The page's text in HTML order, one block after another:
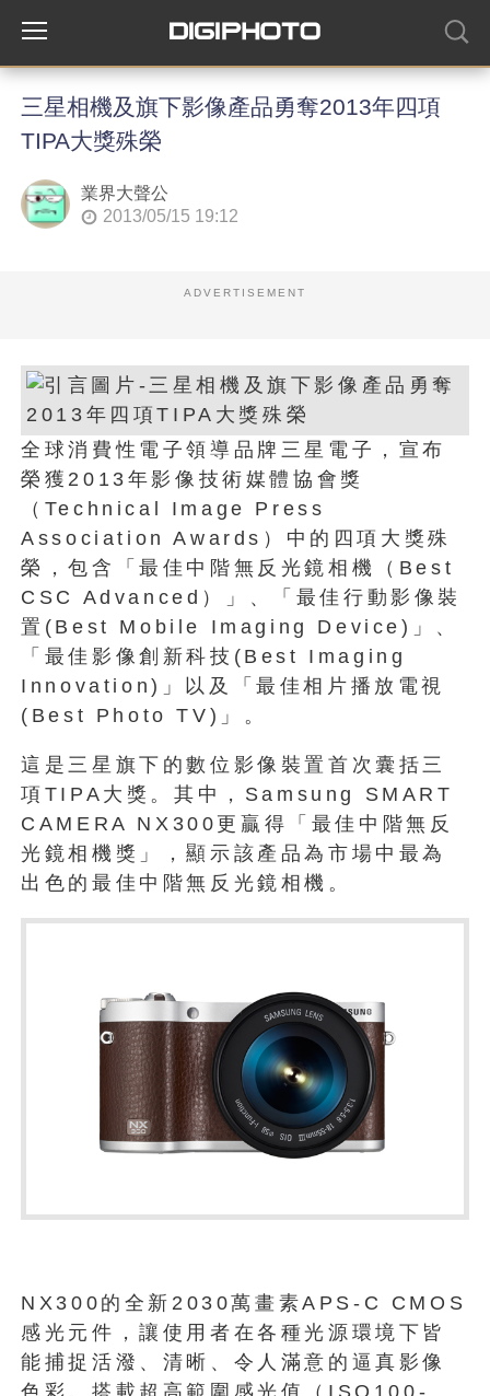
三星相機及旗下影像產品勇奪2013年四項
TIPA大獎殊榮
業界大聲公
2013/05/15 19:12
ADVERTISEMENT
全球消費性電子領導品牌三星電子，宣布
榮獲2013年影像技術媒體協會獎
（Technical Image Press
Association Awards）中的四項大獎殊
榮，包含「最佳中階無反光鏡相機（Best
CSC Advanced）」、「最佳行動影像裝
置(Best Mobile Imaging Device)」、
「最佳影像創新科技(Best Imaging
Innovation)」以及「最佳相片播放電視
(Best Photo TV)」。
這是三星旗下的數位影像裝置首次囊括三
項TIPA大獎。其中，Samsung SMART
CAMERA NX300更贏得「最佳中階無反
光鏡相機獎」，顯示該產品為市場中最為
出色的最佳中階無反光鏡相機。
NX300的全新2030萬畫素APS-C CMOS
感光元件，讓使用者在各種光源環境下皆
能捕捉活潑、清晰、令人滿意的逼真影像